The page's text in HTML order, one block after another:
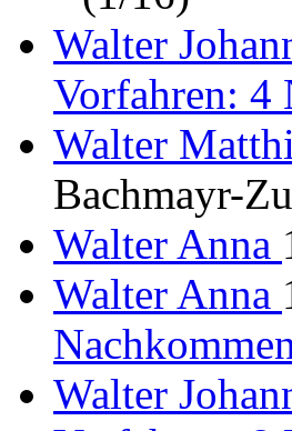
Walter
Vorfahren: 4
Walter
Bachmayr-
Walter Anna
Walter Anna
Walter